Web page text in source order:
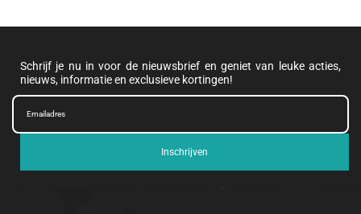
Schrijf je nu in voor de nieuwsbrief en geniet van leuke acties,
nieuws, informatie en exclusieve kortingen!
Inschrijven